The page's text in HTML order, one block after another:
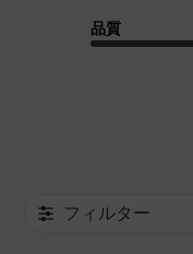
品質
フィルター